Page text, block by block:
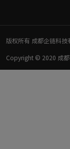
版权所有 成都企链科
Copyright © 2020 成都